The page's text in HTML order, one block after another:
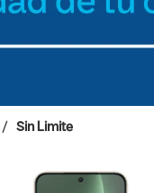
Sin Limite